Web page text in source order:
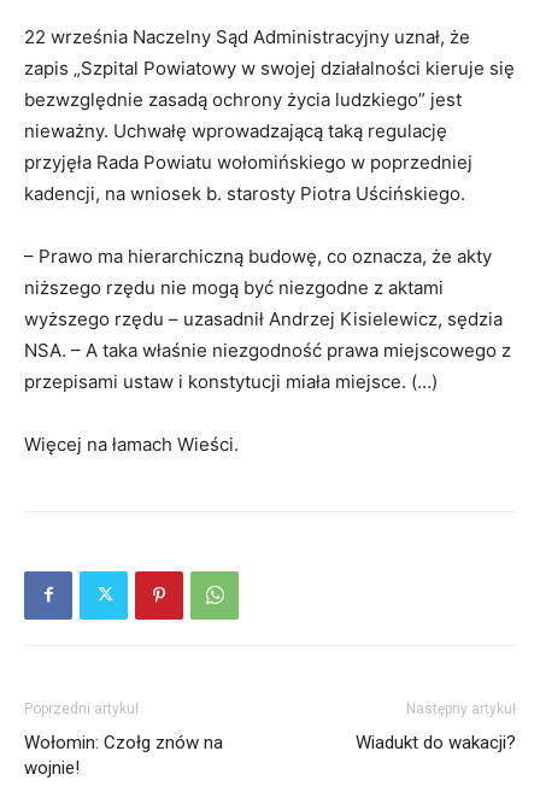
22 września Naczelny Sąd Administracyjny uznał, że
zapis „Szpital Powiatowy w swojej działalności kieruje się
bezwzględnie zasadą ochrony życia ludzkiego” jest
nieważny. Uchwałę wprowadzającą taką regulację
przyjęła Rada Powiatu wołomińskiego w poprzedniej
kadencji, na wniosek b. starosty Piotra Uścińskiego.
– Prawo ma hierarchiczną budowę, co oznacza, że akty
niższego rzędu nie mogą być niezgodne z aktami
wyższego rzędu – uzasadnił Andrzej Kisielewicz, sędzia
NSA. – A taka właśnie niezgodność prawa miejscowego z
przepisami ustaw i konstytucji miała miejsce. (…)
Więcej na łamach Wieści.
Poprzedni artykuł
Wołomin: Czołg znów na
wojnie!
Następny artykuł
Wiadukt do wakacji?